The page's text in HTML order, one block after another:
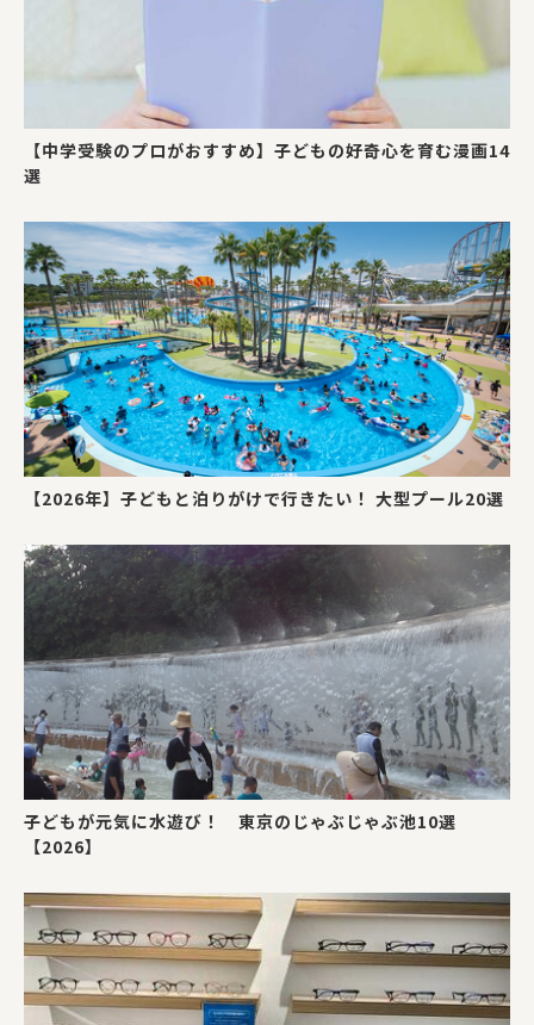
【中学受験のプロがおすすめ】子どもの好奇心を育む漫画14
選
【2026年】子どもと泊りがけで行きたい！ 大型プール20選
子どもが元気に水遊び！ 東京のじゃぶじゃぶ池10選
【2026】